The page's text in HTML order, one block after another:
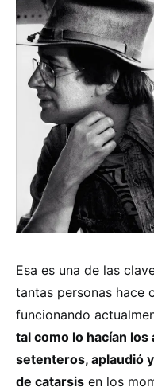
Esa es una de las
tantas personas hace
funcionando
tal como lo hacían los
setenteros, aplaudió
de catarsis en los